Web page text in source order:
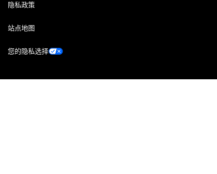
隐私政策
站点地图
您的隐私选择